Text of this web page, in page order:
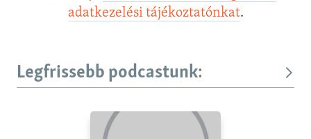
adatkezelési tájékoztatónkat.
Legfrissebb podcastunk: